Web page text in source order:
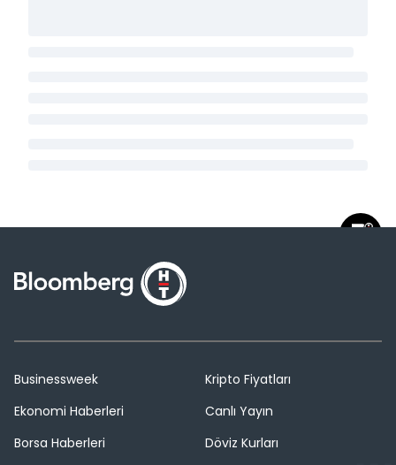
Businessweek
Ekonomi Haberleri
Borsa Haberleri
Kripto Fiyatları
Canlı Yayın
Döviz Kurları